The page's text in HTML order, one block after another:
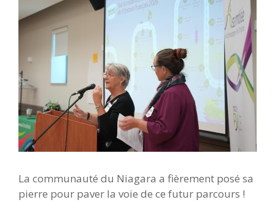
La communauté du Niagara a fièrement posé sa
pierre pour paver la voie de ce futur parcours !